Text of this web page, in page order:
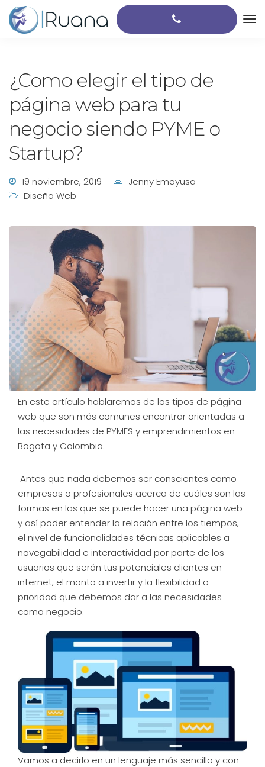
¿Como elegir el tipo de
página web para tu
negocio siendo PYME o
Startup?
19 noviembre, 2019
Jenny Emayusa
Diseño Web
En este artículo hablaremos de los tipos de página
web que son más comunes encontrar orientadas a
las necesidades de PYMES y emprendimientos en
Bogota y Colombia.
Antes que nada debemos ser conscientes como
empresas o profesionales acerca de cuáles son las
formas en las que se puede hacer una página web
y así poder entender la relación entre los tiempos,
el nivel de funcionalidades técnicas aplicables a
navegabilidad e interactividad por parte de los
usuarios que serán tus potenciales clientes en
internet, el monto a invertir y la flexibilidad o
prioridad que debemos dar a las necesidades
como negocio.
Vamos a decirlo en un lenguaje más sencillo y con